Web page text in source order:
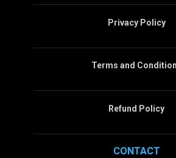
Privacy Policy
Terms and
Refund Policy
CONTACT